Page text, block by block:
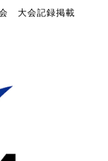
大会記録掲載